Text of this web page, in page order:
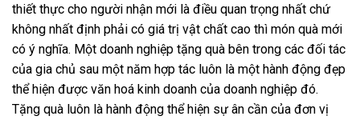
thiết thực cho người nhận mới là điều quan trọng nhất chứ
không nhất định phải có giá trị vật chất cao thì món quà mới
có ý nghĩa. Một doanh nghiệp tặng quà bên trong các đối tác
của gia chủ sau một năm hợp tác luôn là một hành động đẹp
thể hiện được văn hoá kinh doanh của doanh nghiệp đó.
Tặng quà luôn là hành động thể hiện sự ân cần của đơn vị